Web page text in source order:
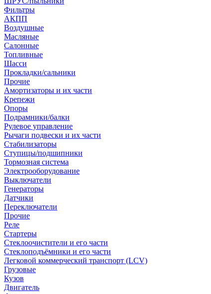
Фильтры
АКПП
Воздушные
Масляные
Салонные
Топливные
Шасси
Прокладки/сальники
Прочие
Амортизаторы и их части
Крепежи
Опоры
Подрамники/балки
Рулевое управление
Рычаги подвески и их части
Стабилизаторы
Ступицы/подшипники
Тормозная система
Электрооборудование
Выключатели
Генераторы
Датчики
Переключатели
Прочие
Реле
Стартеры
Стеклоочистители и его части
Стеклоподъёмники и его части
Легковой коммерческий транспорт (LCV)
Грузовые
Кузов
Двигатель